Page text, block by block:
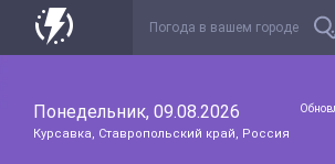
Понедельник, 09.08.2026
Курсавка, Ставропольский край, Россия